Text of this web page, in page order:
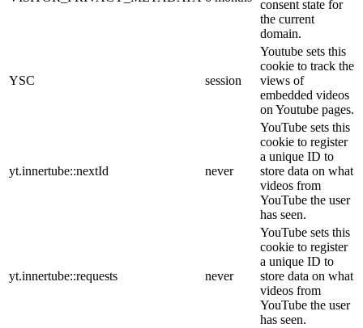
consent state for
the current
domain.
YSC session
Youtube sets this
cookie to track the
views of
embedded videos
on Youtube pages.
yt.innertube::nextId never
YouTube sets this
cookie to register
a unique ID to
store data on what
videos from
YouTube the user
has seen.
yt.innertube::requests never
YouTube sets this
cookie to register
a unique ID to
store data on what
videos from
YouTube the user
has seen.